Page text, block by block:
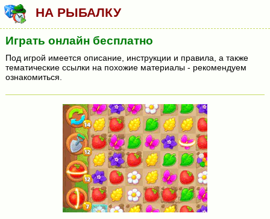
НА РЫБАЛКУ
Играть онлайн бесплатно
Под игрой имеется описание, инструкции и правила, а также
тематические ссылки на похожие материалы - рекомендуем
ознакомиться.